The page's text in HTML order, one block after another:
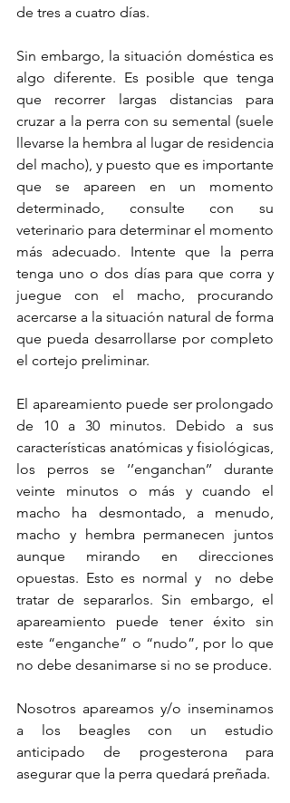
de tres a cuatro días.
Sin embargo, la situación doméstica es
algo diferente. Es posible que tenga
que recorrer largas distancias para
cruzar a la perra con su semental (suele
llevarse la hembra al lugar de residencia
del macho), y puesto que es importante
que se apareen en un momento
determinado, consulte con su
veterinario para determinar el momento
más adecuado. Intente que la perra
tenga uno o dos días para que corra y
juegue con el macho, procurando
acercarse a la situación natural de forma
que pueda desarrollarse por completo
el cortejo preliminar.
El apareamiento puede ser prolongado
de 10 a 30 minutos. Debido a sus
características anatómicas y fisiológicas,
los perros se ‘’enganchan’’ durante
veinte minutos o más y cuando el
macho ha desmontado, a menudo,
macho y hembra permanecen juntos
aunque mirando en direcciones
opuestas. Esto es normal y  no debe
tratar de separarlos. Sin embargo, el
apareamiento puede tener éxito sin
este “enganche” o “nudo”, por lo que
no debe desanimarse si no se produce.
Nosotros apareamos y/o inseminamos
a los beagles con un estudio
anticipado de progesterona para
asegurar que la perra quedará preñada.